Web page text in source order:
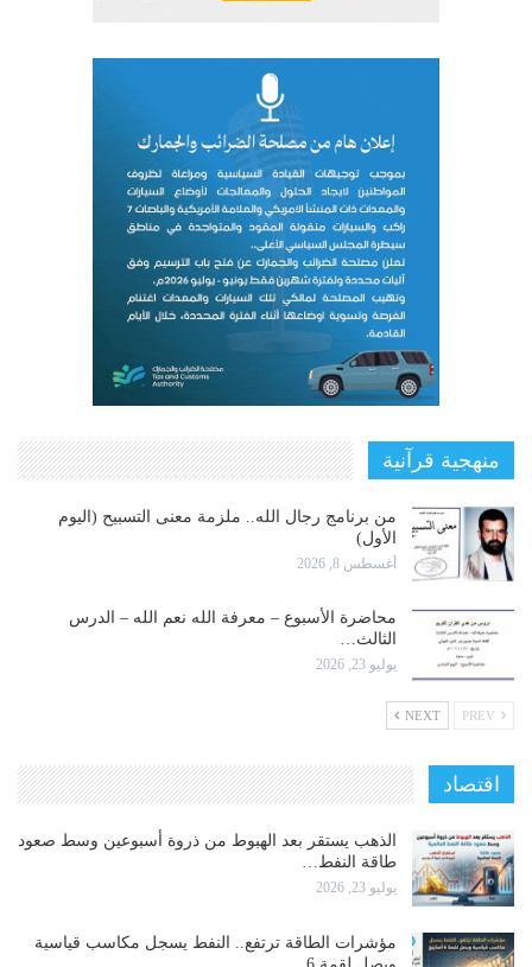
منهجية قرآنية
من برنامج رجال الله.. ملزمة معنى التسبيح (اليوم
الأول)
أغسطس 8, 2026
محاضرة الأسبوع – معرفة الله نعم الله – الدرس
الثالث…
يوليو 23, 2026
NEXT
اقتصاد
الذهب يستقر بعد الهبوط من ذروة أسبوعين وسط صعود
طاقة النفط…
يوليو 23, 2026
مؤشرات الطاقة ترتفع.. النفط يسجل مكاسب قياسية